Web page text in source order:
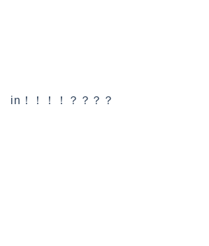
in！！！！？？？？